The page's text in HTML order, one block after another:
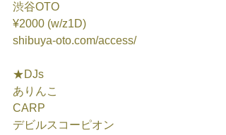
渋谷OTO
¥2000 (w/z1D)
shibuya-oto.com/access/
★DJs
ありんこ
CARP
デビルスコーピオン